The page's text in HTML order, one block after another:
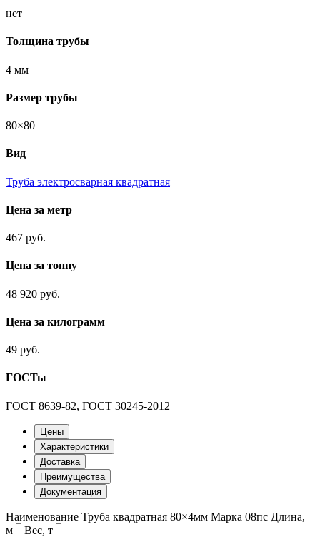
нет
Толщина трубы
4 мм
Размер трубы
80×80
Вид
Труба электросварная квадратная
Цена за метр
467 руб.
Цена за тонну
48 920 руб.
Цена за килограмм
49 руб.
ГОСТы
ГОСТ 8639-82, ГОСТ 30245-2012
Цены
Характеристики
Доставка
Преимущества
Документация
Наименование Труба квадратная 80×4мм Марка 08пс Длина,
м
Вес, т